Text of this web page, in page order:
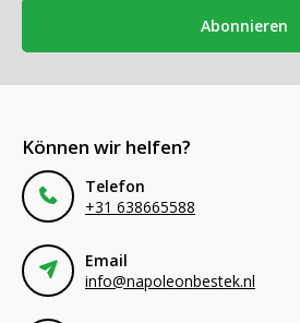
Abonnieren
Können wir helfen?
Telefon
+31 638665588
Email
info@napoleonbestek.nl